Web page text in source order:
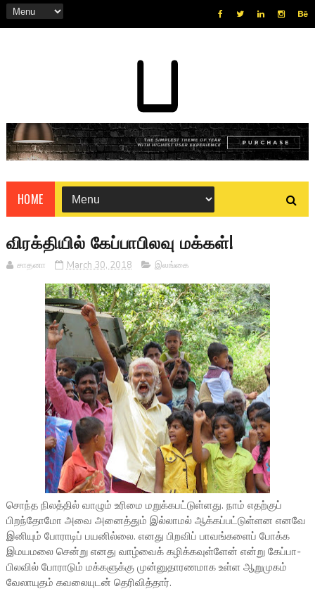
HOME
விரக்தியில் கேப்பாபிலவு மக்கள்!
சாதனா March 30, 2018 இலங்கை
சொந்த நிலத்­தில் வாழும் உரிமை மறுக்­க­பட்­டுள்­ளது. நாம் எதற்­குப்
பிறந்­தோமோ அவை அனைத்­தும் இல்­லா­மல் ஆக்­கப்­பட்­டுள்­ளன எனவே
இனி­யும் போரா­டிப் பய­னில்லை. எனது பிற­விப் பாவங்­க­ளைப் போக்க
இம­ய­மலை சென்று எனது வாழ்­வைக் கழிக்­க­வுள்­ளேன் என்று கேப்­பா­
பி­ல­வில் போரா­டும் மக்­க­ளுக்கு முன்­னு­தா­ர­ண­மாக உள்ள ஆறு­மு­கம்
வேலா­யு­தம் கவ­லை­யு­டன் தெரி­வித்­தார்.